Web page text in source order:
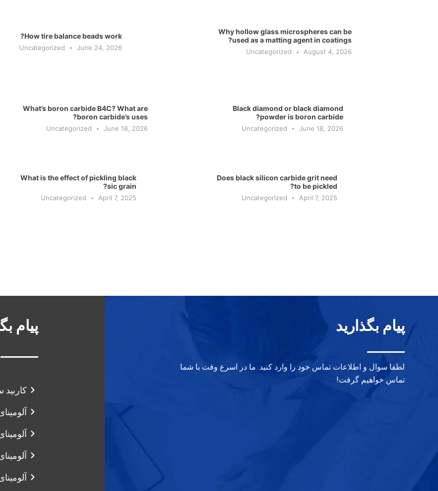
Why hollow glass microspheres can be
used as a matting agent in coatings?
August 4, 2026
Uncategorized
How tire balance beads work?
June 24, 2026
Uncategorized
Black diamond or black diamond
powder is boron carbide?
June 18, 2026
Uncategorized
What’s boron carbide B4C? What are
boron carbide’s uses?
June 18, 2026
Uncategorized
Does black silicon carbide grit need
to be pickled?
April 7, 2025
Uncategorized
What is the effect of pickling black
sic grain?
April 7, 2025
Uncategorized
پیام بگذارید
لطفا سوال و اطلاعات تماس خود را وارد کنید. ما در اسرع وقت با شما
تماس خواهیم گرفت!
پیام
کاربید